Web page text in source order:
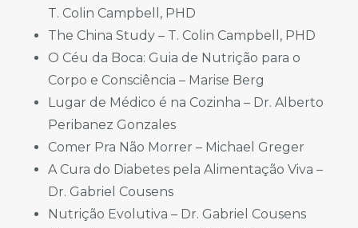
T. Colin Campbell, PHD
The China Study – T. Colin Campbell, PHD
O Céu da Boca: Guia de Nutrição para o
Corpo e Consciência – Marise Berg
Lugar de Médico é na Cozinha – Dr. Alberto
Peribanez Gonzales
Comer Pra Não Morrer – Michael Greger
A Cura do Diabetes pela Alimentação Viva –
Dr. Gabriel Cousens
Nutrição Evolutiva – Dr. Gabriel Cousens